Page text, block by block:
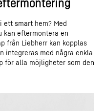
smart hem? Med
kan eftermontera en
från Liebherr kan kopplas
integreras med några enkla
för alla möjligheter som den